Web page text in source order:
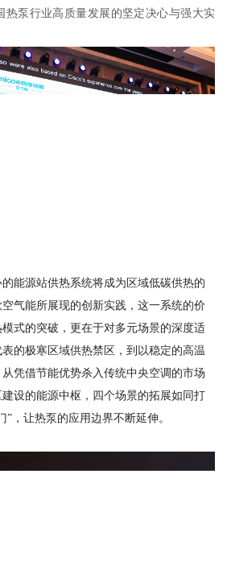
热泵行业高质量发展的坚定决心与强大实
能源站供热系统将成为区域低碳供热的
气能所展现的创新实践，这一系统的价
式的突破，更在于对多元场景的深度适
的极寒区域供热禁区，到以稳定的高温
凭借节能优势杀入传统中央空调的市场
设的能源中枢，四个场景的拓展如同打
，让热泵的应用边界不断延伸。